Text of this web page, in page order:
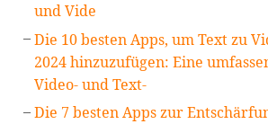
und Vide
Die 10 besten Apps, um Text zu
2024 hinzuzufügen: Eine
Video- und Text-
Die 7 besten Apps zur